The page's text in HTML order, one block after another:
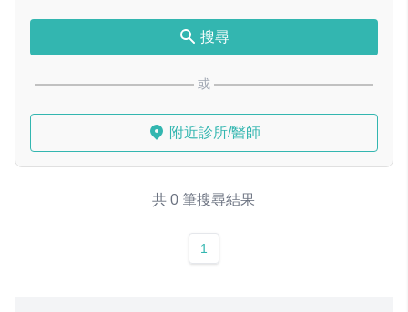
搜尋
或
附近診所/醫師
共 0 筆搜尋結果
1